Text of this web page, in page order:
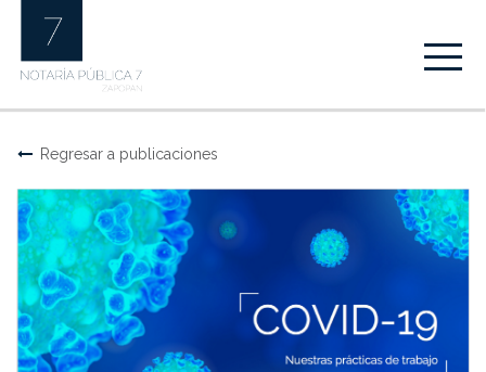
Regresar a publicaciones